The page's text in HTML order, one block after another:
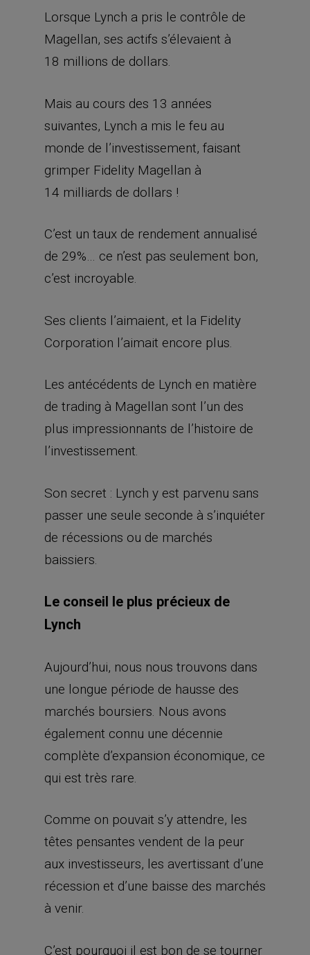
Lorsque Lynch a pris le contrôle de
Magellan, ses actifs s’élevaient à
18 millions de dollars.
Mais au cours des 13 années
suivantes, Lynch a mis le feu au
monde de l’investissement, faisant
grimper Fidelity Magellan à
14 milliards de dollars !
C’est un taux de rendement annualisé
de 29%… ce n’est pas seulement bon,
c’est incroyable.
Ses clients l’aimaient, et la Fidelity
Corporation l’aimait encore plus.
Les antécédents de Lynch en matière
de trading à Magellan sont l’un des
plus impressionnants de l’histoire de
l’investissement.
Son secret : Lynch y est parvenu sans
passer une seule seconde à s’inquiéter
de récessions ou de marchés
baissiers.
Le conseil le plus précieux de
Lynch
Aujourd’hui, nous nous trouvons dans
une longue période de hausse des
marchés boursiers. Nous avons
également connu une décennie
complète d’expansion économique, ce
qui est très rare.
Comme on pouvait s’y attendre, les
têtes pensantes vendent de la peur
aux investisseurs, les avertissant d’une
récession et d’une baisse des marchés
à venir.
C’est pourquoi il est bon de se tourner